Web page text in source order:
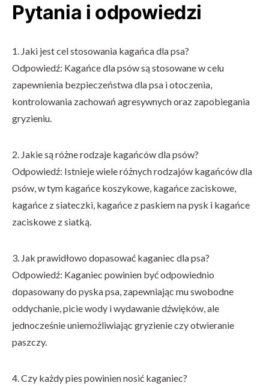
Pytania i odpowiedzi
1. Jaki jest cel stosowania kagańca dla psa?
Odpowiedź: Kagańce dla psów są stosowane w celu
zapewnienia bezpieczeństwa dla psa i otoczenia,
kontrolowania zachowań agresywnych oraz zapobiegania
gryzieniu.
2. Jakie są różne rodzaje kagańców dla psów?
Odpowiedź: Istnieje wiele różnych rodzajów kagańców dla
psów, w tym kagańce koszykowe, kagańce zaciskowe,
kagańce z siateczki, kagańce z paskiem na pysk i kagańce
zaciskowe z siatką.
3. Jak prawidłowo dopasować kaganiec dla psa?
Odpowiedź: Kaganiec powinien być odpowiednio
dopasowany do pyska psa, zapewniając mu swobodne
oddychanie, picie wody i wydawanie dźwięków, ale
jednocześnie uniemożliwiając gryzienie czy otwieranie
paszczy.
4. Czy każdy pies powinien nosić kaganiec?